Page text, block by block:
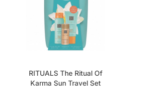
RITUALS The Ritual Of
Karma Sun Travel Set